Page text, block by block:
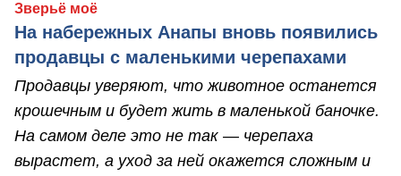
Зверьё моё
На набережных Анапы вновь появились
продавцы с маленькими черепахами
Продавцы уверяют, что животное останется
крошечным и будет жить в маленькой баночке.
На самом деле это не так — черепаха
вырастет, а уход за ней окажется сложным и